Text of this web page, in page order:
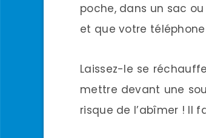
poche, dans un sac
et que votre
Laissez-le se
mettre devant une
risque de l’abîmer ! Il